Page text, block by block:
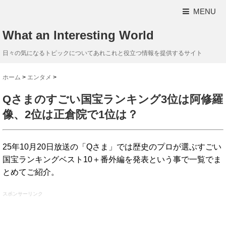
MENU
What an Interesting World
日々の気になるトピックについてあれこれと役立つ情報を提供するサイト
ホーム > エンタメ >
Qさまのすごい国宝ランキング3位は阿修羅
像、2位は正倉院で1位は？
25年10月20日放送の「Qさま」では歴史のプロが選ぶすごい
国宝ランキングベスト10＋番外編を発表という事で一覧でま
とめてご紹介。
スポンサーリンク